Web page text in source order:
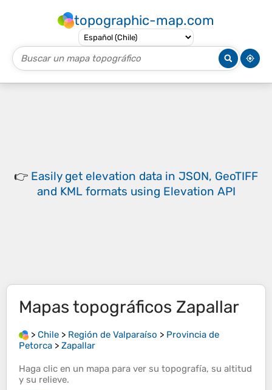
topographic-map.com
👉 Easily get elevation data in JSON, GeoTIFF
and KML formats using Elevation API
Mapas topográficos Zapallar
> Chile > Región de Valparaíso > Provincia de
Petorca > Zapallar
Haga clic en un mapa para ver su topografía, su altitud
y su relieve.